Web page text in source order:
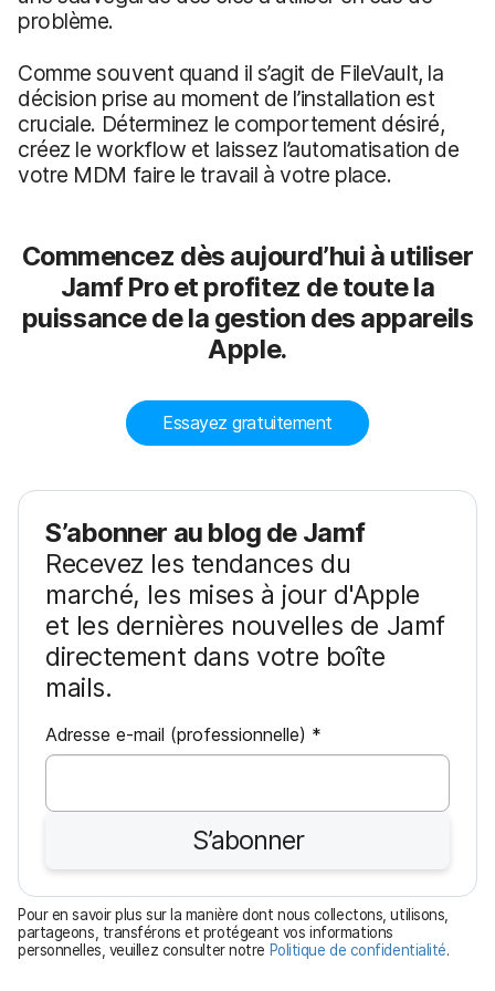
problème.
Comme souvent quand il s’agit de FileVault, la
décision prise au moment de l’installation est
cruciale. Déterminez le comportement désiré,
créez le workflow et laissez l’automatisation de
votre MDM faire le travail à votre place.
Commencez dès aujourd’hui à utiliser
Jamf Pro et profitez de toute la
puissance de la gestion des appareils
Apple.
Essayez gratuitement
S’abonner au blog de Jamf
Recevez les tendances du
marché, les mises à jour d'Apple
et les dernières nouvelles de Jamf
directement dans votre boîte
mails.
Adresse e-mail (professionnelle) *O
b
i
a
t
o
i
S’abonner
Pour en savoir plus sur la manière dont nous collectons, utilisons,
partageons, transférons et protégeant vos informations
personnelles, veuillez consulter notre Politique de confidentialité.